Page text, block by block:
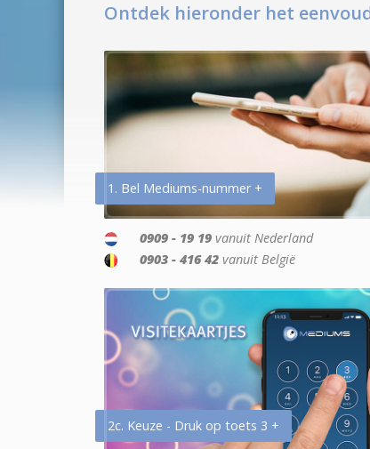
Ontdek hieronder het
1. Bel Mediums-nummer +
0909 - 19 19 vanuit Nederland
0903 - 416 42 vanuit België
2c. Keuze - Druk op toets 3 +